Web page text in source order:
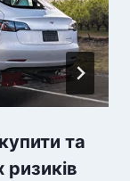
та
ризиків